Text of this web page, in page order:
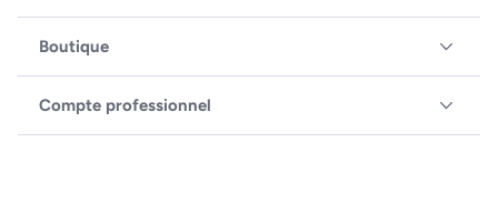
Boutique
Compte professionnel